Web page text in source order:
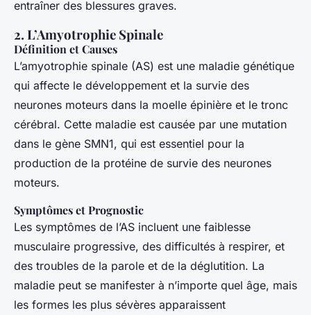
entraîner des blessures graves.
2. L’Amyotrophie Spinale
Définition et Causes
L’amyotrophie spinale (AS) est une maladie génétique
qui affecte le développement et la survie des
neurones moteurs dans la moelle épinière et le tronc
cérébral. Cette maladie est causée par une mutation
dans le gène SMN1, qui est essentiel pour la
production de la protéine de survie des neurones
moteurs.
Symptômes et Prognostic
Les symptômes de l’AS incluent une faiblesse
musculaire progressive, des difficultés à respirer, et
des troubles de la parole et de la déglutition. La
maladie peut se manifester à n’importe quel âge, mais
les formes les plus sévères apparaissent